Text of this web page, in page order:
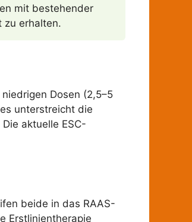
mit bestehender
zu erhalten.
Dosen (2,5–5
unterstreicht die
aktuelle ESC-
beide in das RAAS-
Erstlinientherapie